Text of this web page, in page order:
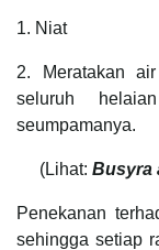
1. Niat
2. Meratakan
seluruh
seumpamanya.
(Lihat: Busyra
Penekanan
sehingga setiap